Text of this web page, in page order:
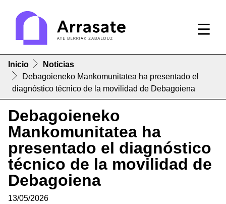
Inicio
Noticias
Debagoieneko Mankomunitatea ha presentado el
diagnóstico técnico de la movilidad de Debagoiena
Debagoieneko
Mankomunitatea ha
presentado el diagnóstico
técnico de la movilidad de
Debagoiena
13/05/2026